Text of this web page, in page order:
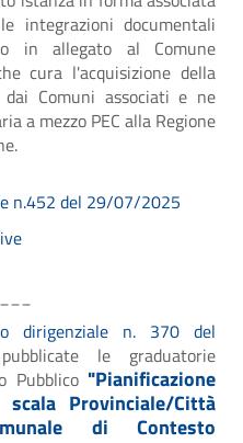
integrazioni documentali
in allegato al Comune
cura l'acquisizione della
dai Comuni associati e ne
a mezzo PEC alla Regione
n.452 del 29/07/2025
dirigenziale n. 370 del
le graduatorie
Pubblico "Pianificazione
Provinciale/Città
di Contesto